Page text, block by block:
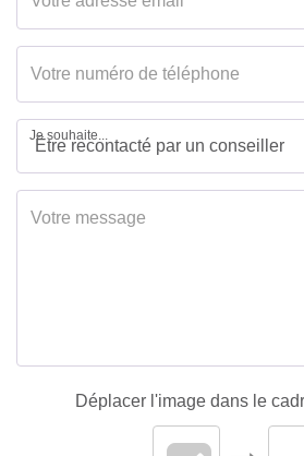
Je souhaite...
Déplacer l'image dans le